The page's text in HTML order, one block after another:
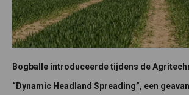
Bogballe introduceerde tijdens de
“Dynamic Headland Spreading”, een